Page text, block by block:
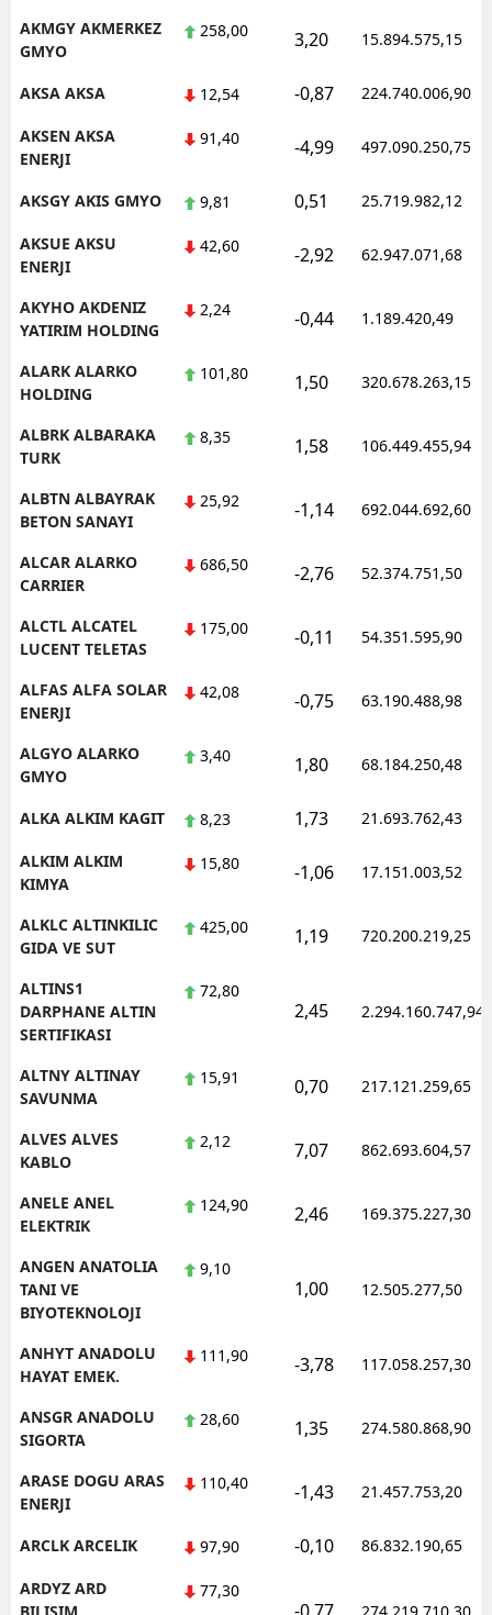
AKMGY AKMERKEZ
GMYO
258,00 3,20 15.894.575,15
AKSA AKSA 12,54 -0,87 224.740.006,90
AKSEN AKSA
ENERJI
91,40 -4,99 497.090.250,75
AKSGY AKIS GMYO 9,81 0,51 25.719.982,12
AKSUE AKSU
ENERJI
42,60 -2,92 62.947.071,68
AKYHO AKDENIZ
YATIRIM HOLDING
2,24 -0,44 1.189.420,49
ALARK ALARKO
HOLDING
101,80 1,50 320.678.263,15
ALBRK ALBARAKA
TURK
8,35 1,58 106.449.455,94
ALBTN ALBAYRAK
BETON SANAYI
25,92 -1,14 692.044.692,60
ALCAR ALARKO
CARRIER
686,50 -2,76 52.374.751,50
ALCTL ALCATEL
LUCENT TELETAS
175,00 -0,11 54.351.595,90
ALFAS ALFA SOLAR
ENERJI
42,08 -0,75 63.190.488,98
ALGYO ALARKO
GMYO
3,40 1,80 68.184.250,48
ALKA ALKIM KAGIT 8,23 1,73 21.693.762,43
ALKIM ALKIM
KIMYA
15,80 -1,06 17.151.003,52
ALKLC ALTINKILIC
GIDA VE SUT
425,00 1,19 720.200.219,25
ALTINS1
DARPHANE ALTIN
SERTIFIKASI
72,80
2,45 2.294.160.747,94
ALTNY ALTINAY
SAVUNMA
15,91 0,70 217.121.259,65
ALVES ALVES
KABLO
2,12 7,07 862.693.604,57
ANELE ANEL
ELEKTRIK
124,90 2,46 169.375.227,30
ANGEN ANATOLIA
TANI VE
BIYOTEKNOLOJI
9,10
1,00 12.505.277,50
ANHYT ANADOLU
HAYAT EMEK.
111,90 -3,78 117.058.257,30
ANSGR ANADOLU
SIGORTA
28,60 1,35 274.580.868,90
ARASE DOGU ARAS
ENERJI
110,40 -1,43 21.457.753,20
ARCLK ARCELIK 97,90 -0,10 86.832.190,65
ARDYZ ARD
77,30